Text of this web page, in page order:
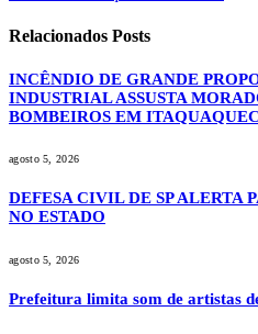
Relacionados Posts
INCÊNDIO DE GRANDE
INDUSTRIAL ASSUSTA
BOMBEIROS EM
agosto 5, 2026
DEFESA CIVIL DE SP ALERTA
NO ESTADO
agosto 5, 2026
Prefeitura limita som de artistas